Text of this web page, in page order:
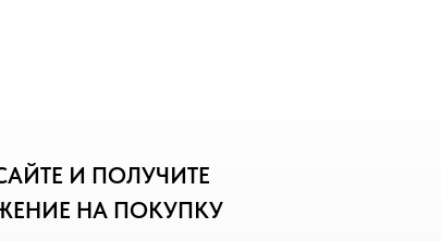
И ПОЛУЧИТЕ
НА ПОКУПКУ